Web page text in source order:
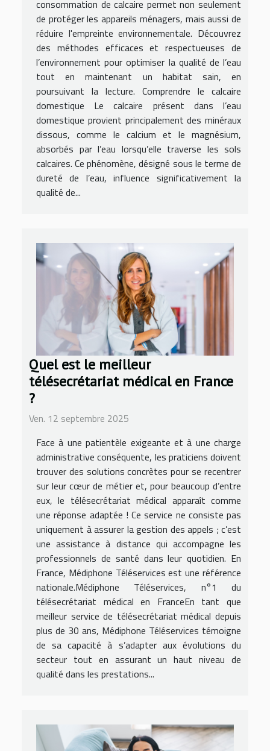
consommation de calcaire permet non seulement
de protéger les appareils ménagers, mais aussi de
réduire l'empreinte environnementale. Découvrez
des méthodes efficaces et respectueuses de
l’environnement pour optimiser la qualité de l’eau
tout en maintenant un habitat sain, en
poursuivant la lecture. Comprendre le calcaire
domestique Le calcaire présent dans l’eau
domestique provient principalement des minéraux
dissous, comme le calcium et le magnésium,
absorbés par l’eau lorsqu’elle traverse les sols
calcaires. Ce phénomène, désigné sous le terme de
dureté de l’eau, influence significativement la
qualité de...
Quel est le meilleur
télésecrétariat médical en France
?
Ven. 12 septembre 2025
Face à une patientèle exigeante et à une charge
administrative conséquente, les praticiens doivent
trouver des solutions concrètes pour se recentrer
sur leur cœur de métier et, pour beaucoup d’entre
eux, le télésecrétariat médical apparaît comme
une réponse adaptée ! Ce service ne consiste pas
uniquement à assurer la gestion des appels ; c’est
une assistance à distance qui accompagne les
professionnels de santé dans leur quotidien. En
France, Médiphone Téléservices est une référence
nationale.Médiphone Téléservices, n°1 du
télésecrétariat médical en FranceEn tant que
meilleur service de télésecrétariat médical depuis
plus de 30 ans, Médiphone Téléservices témoigne
de sa capacité à s’adapter aux évolutions du
secteur tout en assurant un haut niveau de
qualité dans les prestations...